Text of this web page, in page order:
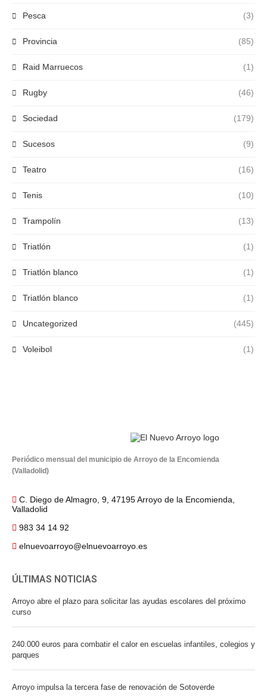
Pesca (3)
Provincia (85)
Raid Marruecos (1)
Rugby (46)
Sociedad (179)
Sucesos (9)
Teatro (16)
Tenis (10)
Trampolín (13)
Triatlón (1)
Triatlón blanco (1)
Triatlón blanco (1)
Uncategorized (445)
Voleibol (1)
Periódico mensual del municipio de Arroyo de la Encomienda
(Valladolid)
C. Diego de Almagro, 9, 47195 Arroyo de la Encomienda,
Valladolid
983 34 14 92
elnuevoarroyo@elnuevoarroyo.es
ÚLTIMAS NOTICIAS
Arroyo abre el plazo para solicitar las ayudas escolares del próximo
curso
240.000 euros para combatir el calor en escuelas infantiles, colegios y
parques
Arroyo impulsa la tercera fase de renovación de Sotoverde